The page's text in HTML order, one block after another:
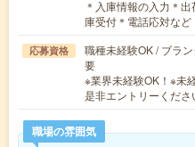
＊入庫情報の入力＊
庫受付＊電話応対など
応募資格
職種未経験OK / ブラ
要
※業界未経験OK！※未
是非エントリーくだ
職場の雰囲気